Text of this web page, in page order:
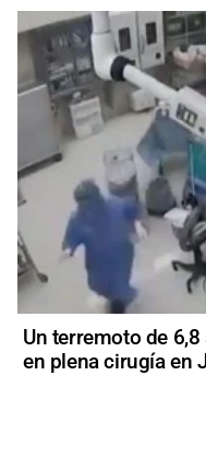
Un terremoto de
en plena cirugía en